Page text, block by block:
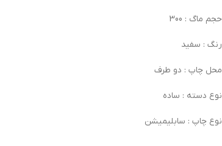
حجم ماگ : 300
رنگ : سفید
محل چاپ : دو طرف
نوع دسته : ساده
نوع چاپ : سابلیمیشن